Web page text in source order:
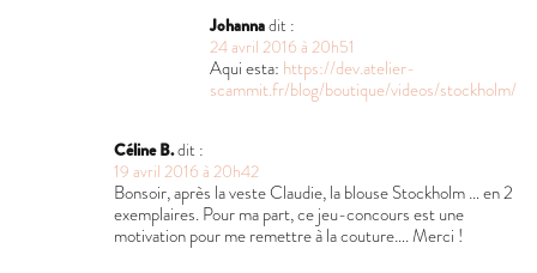
Johannadit :
24 avril 2016 à 20h51
Aqui esta: https://dev.atelier-
scammit.fr/blog/boutique/videos/stockholm/
Céline B.dit :
19 avril 2016 à 20h42
Bonsoir, après la veste Claudie, la blouse Stockholm … en 2
exemplaires. Pour ma part, ce jeu-concours est une
motivation pour me remettre à la couture…. Merci !